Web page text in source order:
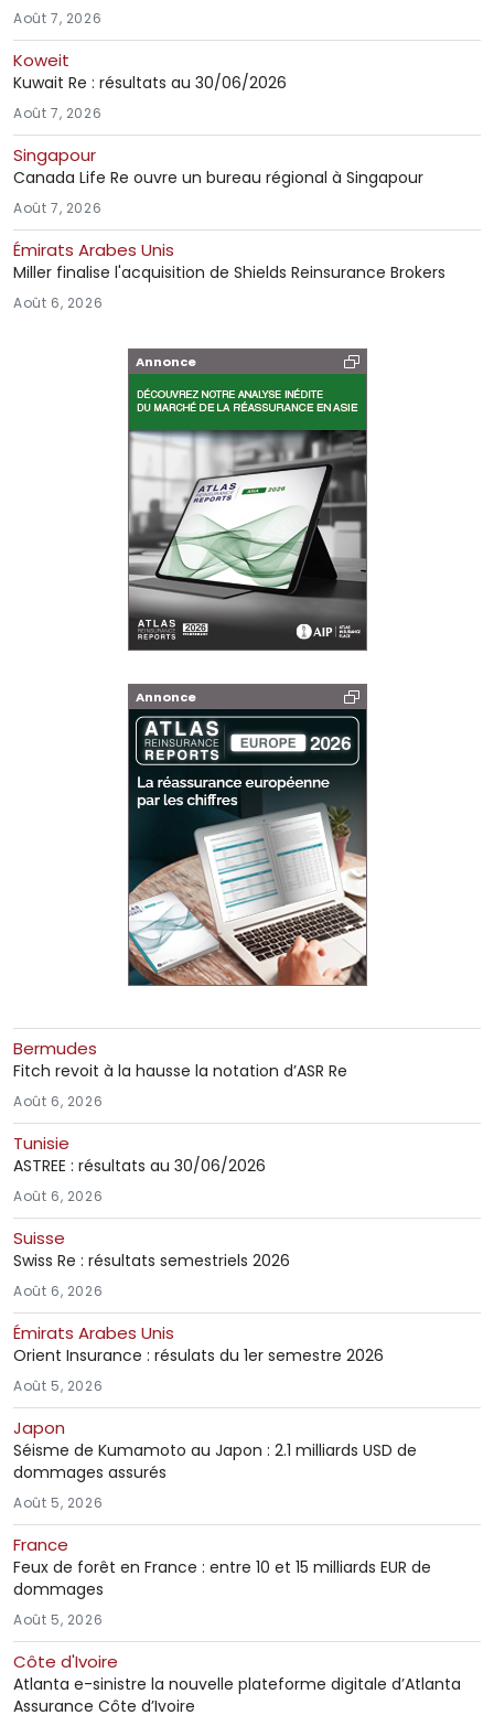
Août 7, 2026
Koweit
Kuwait Re : résultats au 30/06/2026
Août 7, 2026
Singapour
Canada Life Re ouvre un bureau régional à Singapour
Août 7, 2026
Émirats Arabes Unis
Miller finalise l'acquisition de Shields Reinsurance Brokers
Août 6, 2026
Annonce
Annonce
Bermudes
Fitch revoit à la hausse la notation d’ASR Re
Août 6, 2026
Tunisie
ASTREE : résultats au 30/06/2026
Août 6, 2026
Suisse
Swiss Re : résultats semestriels 2026
Août 6, 2026
Émirats Arabes Unis
Orient Insurance : résulats du 1er semestre 2026
Août 5, 2026
Japon
Séisme de Kumamoto au Japon : 2.1 milliards USD de
dommages assurés
Août 5, 2026
France
Feux de forêt en France : entre 10 et 15 milliards EUR de
dommages
Août 5, 2026
Côte d'Ivoire
Atlanta e-sinistre la nouvelle plateforme digitale d’Atlanta
Assurance Côte d’Ivoire